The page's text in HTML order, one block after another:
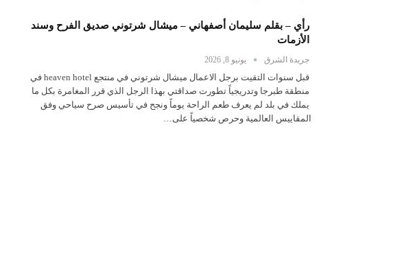
رأي – بقلم سليمان أصفهاني – ميشال شرتوني صديق الفرح وسند
الأزمات
جريدة الشرق يونيو 8, 2026
قبل سنوات التقيت برجل الاعمال ميشال شرتوني في منتجع heaven hotel في
منطقة طبرجا وتدريجياً تطورت صداقتي بهذا الرجل الذي قرر المغامرة بكل ما
يملك في بلد لم يعرف طعم الراحة يوماً ونجح في تأسيس صرح سياحي وفق
المقاييس العالمية وحرص شخصياً على…